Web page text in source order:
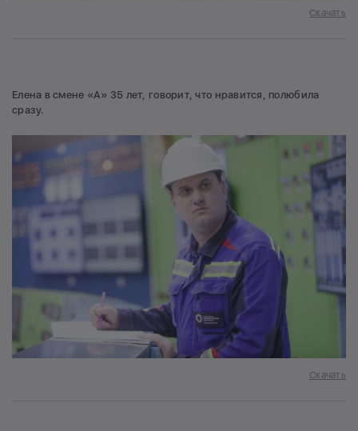
Скачать
Елена в смене «А» 35 лет, говорит, что нравится, полюбила
сразу.
Скачать